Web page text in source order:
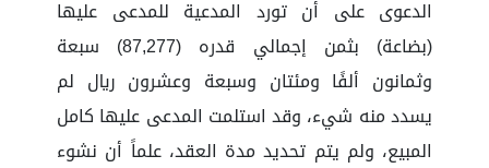
الدعوى على أن تورد المدعية للمدعى عليها
(بضاعة) بثمن إجمالي قدره (87,277) سبعة
وثمانون ألفًا ومئتان وسبعة وعشرون ريال لم
يسدد منه شيء، وقد استلمت المدعى عليها كامل
المبيع، ولم يتم تحديد مدة العقد، علماً أن نشوء